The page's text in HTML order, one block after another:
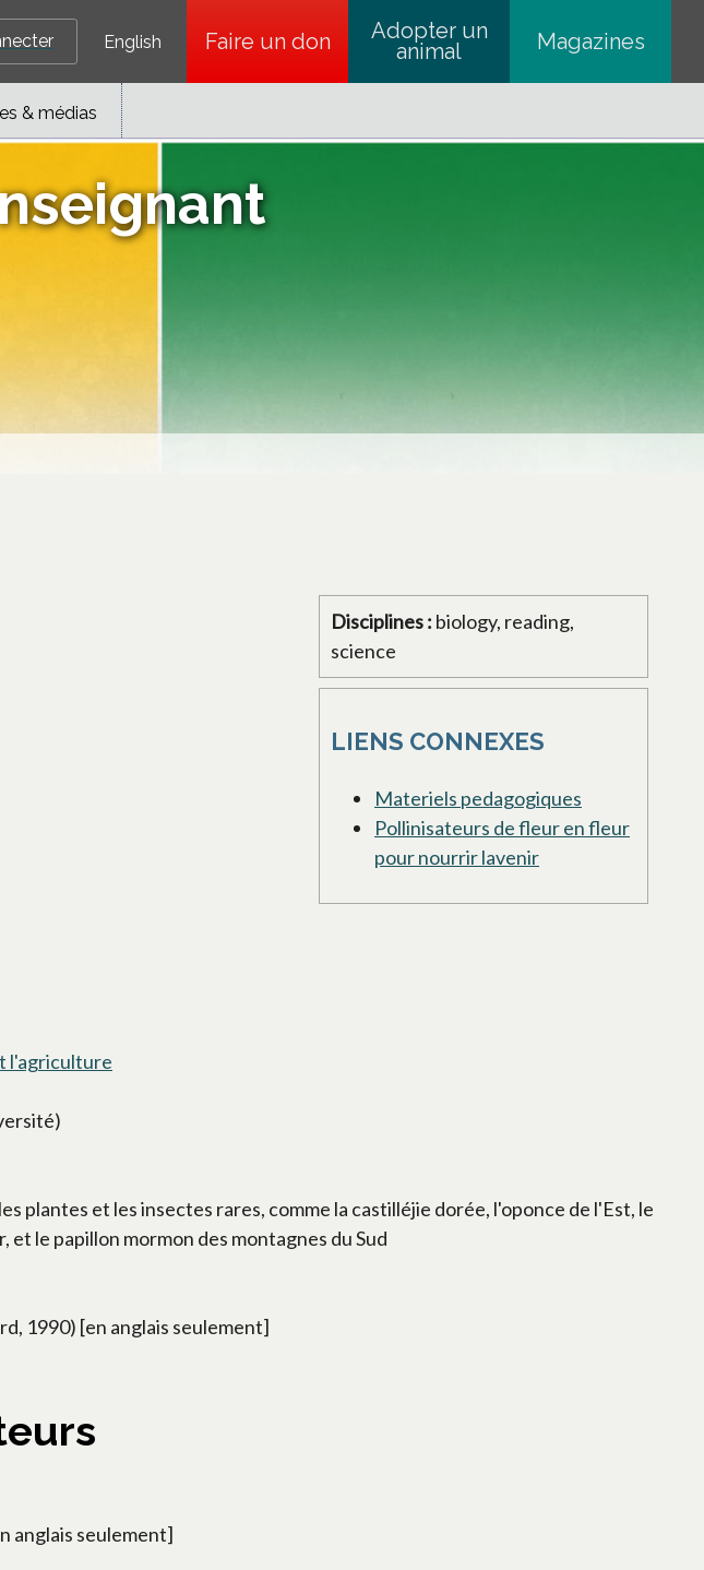
English Faire un dons’ouvre dans un nouvel onglet
Adopter un
animal Magazines
& médias
Disciplines : biology, reading,
science
LIENS CONNEXES
Materiels pedagogiques
Pollinisateurs de fleur en fleur
pour nourrir lavenir
l'agriculture
plantes et les insectes rares, comme la castilléjie dorée, l'oponce de l'Est, le
le papillon mormon des montagnes du Sud
1990) [en anglais seulement]
anglais seulement]